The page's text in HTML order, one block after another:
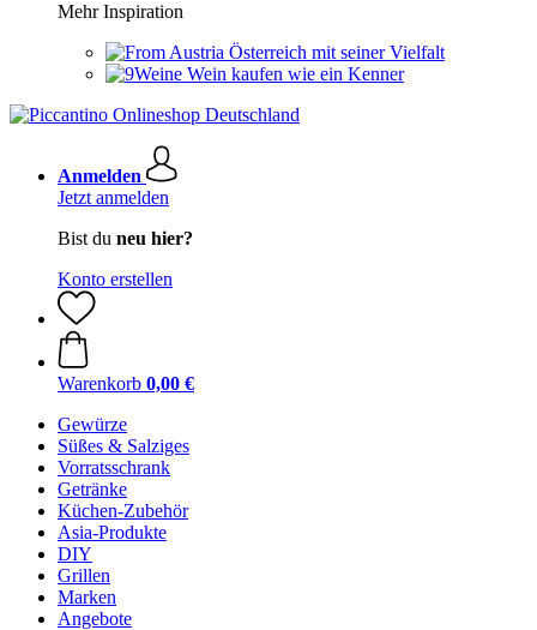
Mehr Inspiration
Österreich mit seiner Vielfalt
Wein kaufen wie ein Kenner
Anmelden
Jetzt anmelden
Bist du neu hier?
Konto erstellen
Warenkorb 0,00 €
Gewürze
Süßes & Salziges
Vorratsschrank
Getränke
Küchen-Zubehör
Asia-Produkte
DIY
Grillen
Marken
Angebote